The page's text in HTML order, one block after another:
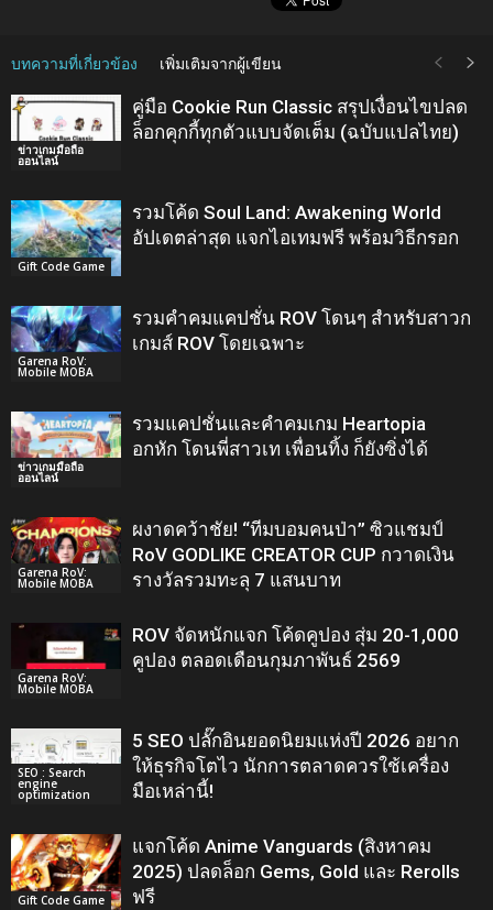
บทความที่เกี่ยวข้อง เพิ่มเติมจากผู้เขียน
ข่าวเกมมือถือ
ออนไลน์
คู่มือ Cookie Run Classic สรุปเงื่อนไขปลด
ล็อกคุกกี้ทุกตัวแบบจัดเต็ม (ฉบับแปลไทย)
Gift Code Game
รวมโค้ด Soul Land: Awakening World
อัปเดตล่าสุด แจกไอเทมฟรี พร้อมวิธีกรอก
Garena RoV:
Mobile MOBA
รวมคำคมแคปชั่น ROV โดนๆ สำหรับสาวก
เกมส์ ROV โดยเฉพาะ
ข่าวเกมมือถือ
ออนไลน์
รวมแคปชั่นและคำคมเกม Heartopia
อกหัก โดนพี่สาวเท เพื่อนทิ้ง ก็ยังซิ่งได้
Garena RoV:
Mobile MOBA
ผงาดคว้าชัย! “ทีมบอมคนป่า” ซิวแชมป์
RoV GODLIKE CREATOR CUP กวาดเงิน
รางวัลรวมทะลุ 7 แสนบาท
Garena RoV:
Mobile MOBA
ROV จัดหนักแจก โค้ดคูปอง สุ่ม 20-1,000
คูปอง ตลอดเดือนกุมภาพันธ์ 2569
SEO : Search
engine
optimization
5 SEO ปลั๊กอินยอดนิยมแห่งปี 2026 อยาก
ให้ธุรกิจโตไว นักการตลาดควรใช้เครื่อง
มือเหล่านี้!
Gift Code Game
แจกโค้ด Anime Vanguards (สิงหาคม
2025) ปลดล็อก Gems, Gold และ Rerolls
ฟรี